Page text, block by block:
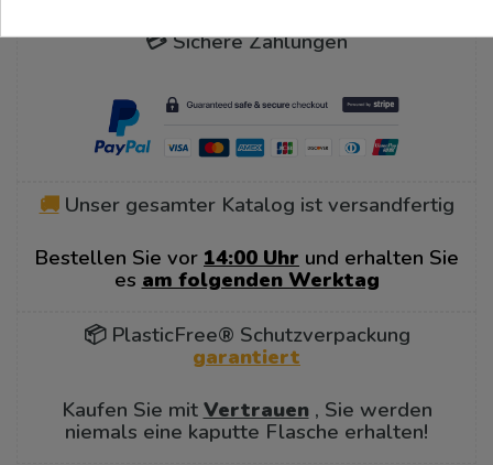
💳 Sichere Zahlungen
🚚Unser gesamter Katalog ist versandfertig
Bestellen Sie vor 14:00 Uhr und erhalten Sie
es am folgenden Werktag
📦 PlasticFree® Schutzverpackung
garantiert
Kaufen Sie mit Vertrauen, Sie werden
niemals eine kaputte Flasche erhalten!